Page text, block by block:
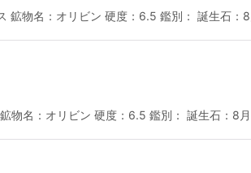
物名：オリビン 硬度：6.5 鑑別： 誕生石：8
物名：オリビン 硬度：6.5 鑑別： 誕生石：8月